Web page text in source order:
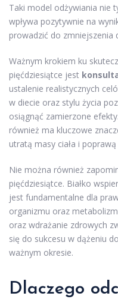
Taki model odżywiania nie
wpływa pozytywnie na
prowadzić do zmniejszenia
Ważnym krokiem ku
pięćdziesiątce jest
ustalenie realistycznych
w diecie oraz stylu życia
osiągnąć zamierzone
również ma kluczowe
utratą masy ciała i
Nie można również
pięćdziesiątce. Białko
jest fundamentalne dla
organizmu oraz
oraz wdrażanie zdrowych
się do sukcesu w dążeniu do
ważnym okresie.
Dlaczego